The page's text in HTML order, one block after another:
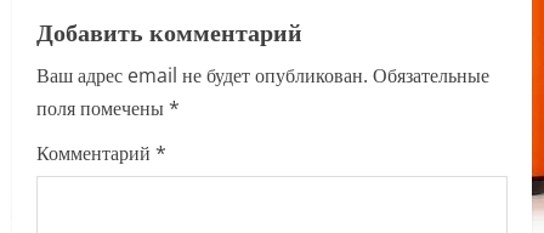
v
i
g
a
Добавить комментарий
Ваш адрес email не будет опубликован. Обязательные
поля помечены*
Комментарий *